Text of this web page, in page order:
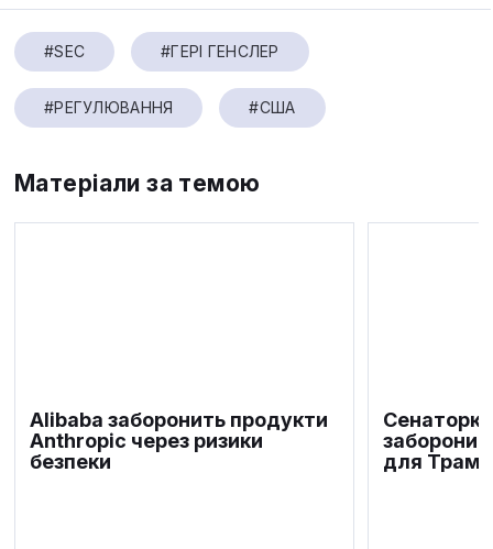
#SEC #ГЕРІ ГЕНСЛЕР
#РЕГУЛЮВАННЯ #США
Матеріали за темою
Alibaba заборонить продукти
Anthropic через ризики
безпеки
для